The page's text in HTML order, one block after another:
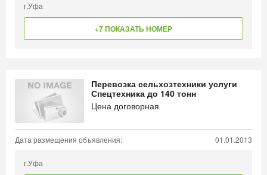
г.Уфа
+7 ПОКАЗАТЬ НОМЕР
Перевозка сельхозтехники услуги
Спецтехника до 140 тонн
Цена договорная
Дата размещения объявления: 01.01.2013
г.Уфа